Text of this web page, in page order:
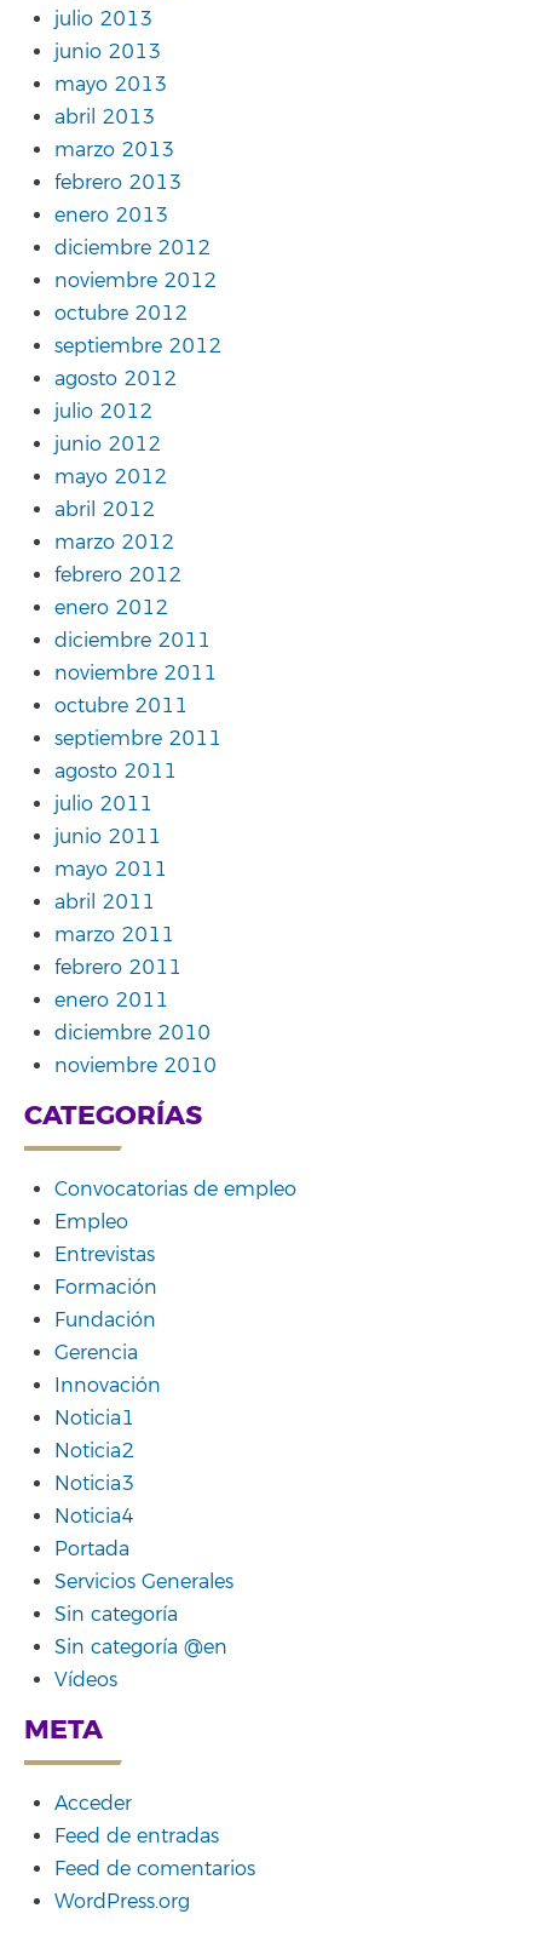
julio 2013
junio 2013
mayo 2013
abril 2013
marzo 2013
febrero 2013
enero 2013
diciembre 2012
noviembre 2012
octubre 2012
septiembre 2012
agosto 2012
julio 2012
junio 2012
mayo 2012
abril 2012
marzo 2012
febrero 2012
enero 2012
diciembre 2011
noviembre 2011
octubre 2011
septiembre 2011
agosto 2011
julio 2011
junio 2011
mayo 2011
abril 2011
marzo 2011
febrero 2011
enero 2011
diciembre 2010
noviembre 2010
CATEGORÍAS
Convocatorias de empleo
Empleo
Entrevistas
Formación
Fundación
Gerencia
Innovación
Noticia1
Noticia2
Noticia3
Noticia4
Portada
Servicios Generales
Sin categoría
Sin categoría @en
Vídeos
META
Acceder
Feed de entradas
Feed de comentarios
WordPress.org